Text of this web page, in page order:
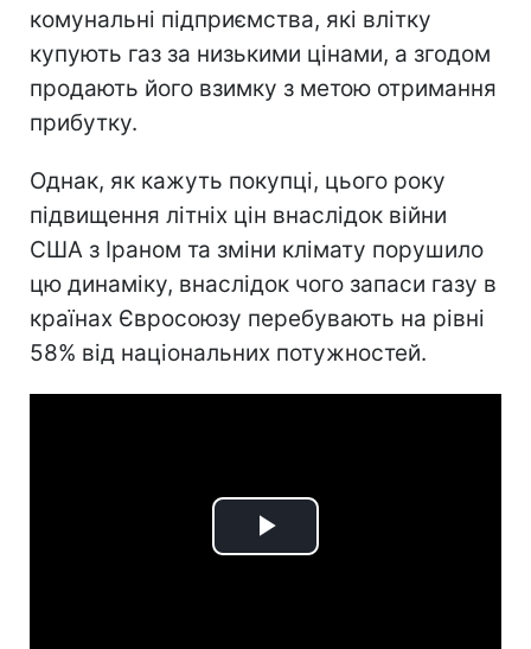
комунальні підприємства, які влітку
купують газ за низькими цінами, а згодом
продають його взимку з метою отримання
прибутку.
Однак, як кажуть покупці, цього року
підвищення літніх цін внаслідок війни
США з Іраном та зміни клімату порушило
цю динаміку, внаслідок чого запаси газу в
країнах Євросоюзу перебувають на рівні
58% від національних потужностей.
Play